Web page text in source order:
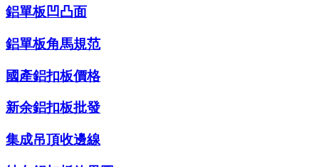
鋁單板凹凸面
鋁單板角馬規范
國產鋁扣板價格
新余鋁扣板批發
集成吊頂收邊線